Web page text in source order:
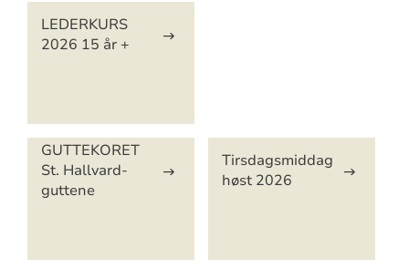
LEDERKURS
2026 15 år +
GUTTEKORET
St. Hallvard-
guttene
Tirsdagsmiddag
høst 2026